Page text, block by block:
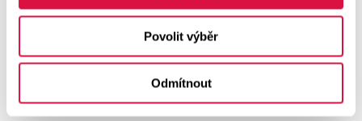
Povolit výběr
Odmítnout